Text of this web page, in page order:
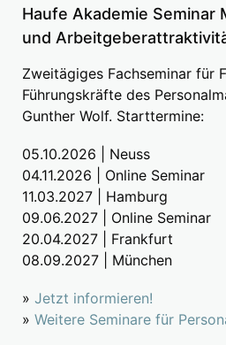
Haufe Akademie Seminar
und
Zweitägiges Fachseminar für
Führungskräfte des
Gunther Wolf. Starttermine:
05.10.2026 | Neuss
04.11.2026 | Online Seminar
11.03.2027 | Hamburg
09.06.2027 | Online Seminar
20.04.2027 | Frankfurt
08.09.2027 | München
» Jetzt informieren!
» Weitere Seminare für